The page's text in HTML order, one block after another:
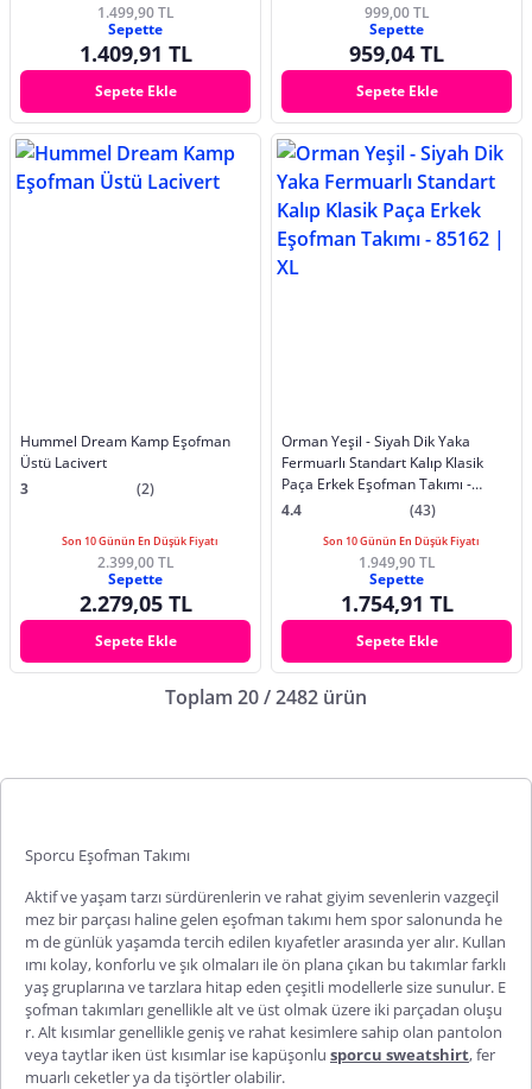
1.499,90 TL
Sepette
1.409,91 TL
Sepete Ekle
999,00 TL
Sepette
959,04 TL
Sepete Ekle
Hummel Dream Kamp Eşofman
Üstü Lacivert
3
(2)
Son 10 Günün En Düşük Fiyatı
2.399,00 TL
Sepette
2.279,05 TL
Sepete Ekle
Orman Yeşil - Siyah Dik Yaka
Fermuarlı Standart Kalıp Klasik
Paça Erkek Eşofman Takımı -
85162 | XL
4.4 (43)
Son 10 Günün En Düşük Fiyatı
1.949,90 TL
Sepette
1.754,91 TL
Sepete Ekle
Toplam 20 / 2482 ürün
Sporcu Eşofman Takımı
Aktif ve yaşam tarzı sürdürenlerin ve rahat giyim sevenlerin vazgeçil
mez bir parçası haline gelen eşofman takımı hem spor salonunda he
m de günlük yaşamda tercih edilen kıyafetler arasında yer alır. Kullan
ımı kolay, konforlu ve şık olmaları ile ön plana çıkan bu takımlar farklı
yaş gruplarına ve tarzlara hitap eden çeşitli modellerle size sunulur. E
şofman takımları genellikle alt ve üst olmak üzere iki parçadan oluşu
r. Alt kısımlar genellikle geniş ve rahat kesimlere sahip olan pantolon
veya taytlar iken üst kısımlar ise kapüşonlu sporcu sweatshirt, fer
muarlı ceketler ya da tişörtler olabilir.